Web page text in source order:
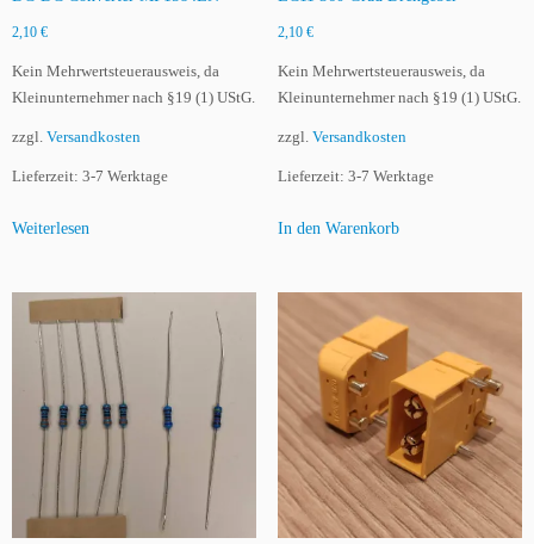
2,10 €
Kein Mehrwertsteuerausweis, da
Kleinunternehmer nach §19 (1) UStG.
zzgl. Versandkosten
Lieferzeit: 3-7 Werktage
Weiterlesen
2,10 €
Kein Mehrwertsteuerausweis, da
Kleinunternehmer nach §19 (1) UStG.
zzgl. Versandkosten
Lieferzeit: 3-7 Werktage
In den Warenkorb